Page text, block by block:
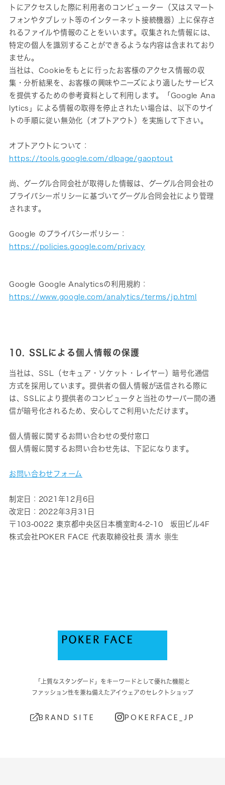
トにアクセスした際に利用者のコンピューター（又はスマート
フォンやタブレット等のインターネット接続機器）上に保存さ
れるファイルや情報のことをいいます。収集された情報には、
特定の個人を識別することができるような内容は含まれており
ません。
当社は、Cookieをもとに行ったお客様のアクセス情報の収
集・分析結果を、お客様の興味やニーズにより適したサービス
を提供するための参考資料として利用します。「Google Ana
lytics」による情報の取得を停止されたい場合は、以下のサイ
トの手順に従い無効化（オプトアウト）を実施して下さい。
オプトアウトについて：
https://tools.google.com/dlpage/gaoptout
尚、グーグル合同会社が取得した情報は、グーグル合同会社の
プライバシーポリシーに基づいてグーグル合同会社により管理
されます。
Google のプライバシーポリシー：
https://policies.google.com/privacy
Google Google Analyticsの利用規約：
https://www.google.com/analytics/terms/jp.html
10. SSLによる個人情報の保護
当社は、SSL（セキュア・ソケット・レイヤー）暗号化通信
方式を採用しています。提供者の個人情報が送信される際に
は、SSLにより提供者のコンピュータと当社のサーバー間の通
信が暗号化されるため、安心してご利用いただけます。
個人情報に関するお問い合わせの受付窓口
個人情報に関するお問い合わせ先は、下記になります。
お問い合わせフォーム
制定日：2021年12月6日
改定日：2022年3月31日
〒103-0022 東京都中央区日本橋室町4-2-10 坂田ビル4F
株式会社POKER FACE 代表取締役社長 清水 崇生
「上質なスタンダード」をキーワードとして優れた機能と
ファッション性を兼ね備えたアイウェアのセレクトショップ
BRAND SITE POKERFACE_JP